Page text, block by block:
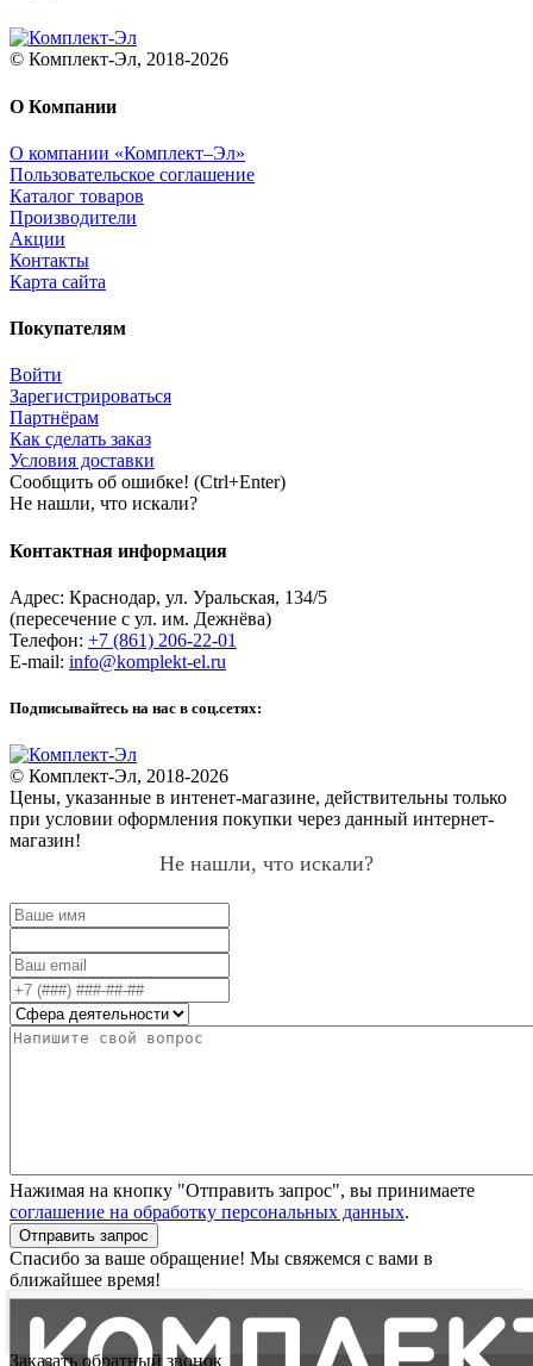
© Комплект-Эл, 2018-2026
О Компании
О компании «Комплект–Эл»
Пользовательское соглашение
Каталог товаров
Производители
Акции
Контакты
Карта сайта
Покупателям
Войти
Зарегистрироваться
Партнёрам
Как сделать заказ
Условия доставки
Сообщить об ошибке! (Ctrl+Enter)
Не нашли, что искали?
Контактная информация
Адрес: Краснодар, ул. Уральская, 134/5
(пересечение с ул. им. Дежнёва)
Телефон: +7 (861) 206-22-01
E-mail: info@komplekt-el.ru
Подписывайтесь на нас в соц.сетях:
© Комплект-Эл, 2018-2026
Цены, указанные в интенет-магазине, действительны только
при условии оформления покупки через данный интернет-
магазин!
Не нашли, что искали?
Нажимая на кнопку "Отправить запрос", вы принимаете
соглашение на обработку персональных данных.
Отправить запрос
Спасибо за ваше обращение! Мы свяжемся с вами в
ближайшее время!
Заказать обратный звонок